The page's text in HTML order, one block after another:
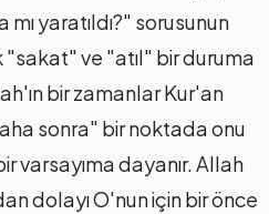
yaratıldı?" sorusunun
ve "atıl" bir duruma
bir zamanlar Kur'an
sonra" bir noktada onu
varsayıma dayanır. Allah
dolayı O'nun için bir önce